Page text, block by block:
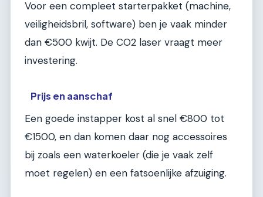
Voor een compleet starterpakket (machine,
veiligheidsbril, software) ben je vaak minder
dan €500 kwijt. De CO2 laser vraagt meer
investering.
Prijs en aanschaf
Een goede instapper kost al snel €800 tot
€1500, en dan komen daar nog accessoires
bij zoals een waterkoeler (die je vaak zelf
moet regelen) en een fatsoenlijke afzuiging.